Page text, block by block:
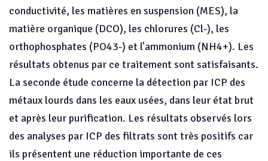
conductivité, les matières en suspension (MES), la
matière organique (DCO), les chlorures (Cl-), les
orthophosphates (PO43-) et l'ammonium (NH4+). Les
résultats obtenus par ce traitement sont satisfaisants.
La seconde étude concerne la détection par ICP des
métaux lourds dans les eaux usées, dans leur état brut
et après leur purification. Les résultats observés lors
des analyses par ICP des filtrats sont très positifs car
ils présentent une réduction importante de ces